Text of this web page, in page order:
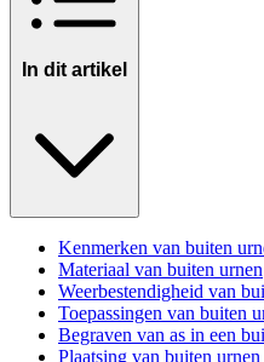
In dit artikel
Kenmerken van buiten
Materiaal van buiten urnen
Weerbestendigheid van
Toepassingen van buiten
Begraven van as in een
Plaatsing van buiten